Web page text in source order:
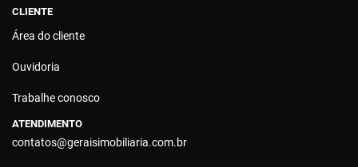
CLIENTE
Área do cliente
Ouvidoria
Trabalhe conosco
ATENDIMENTO
contatos@geraisimobiliaria.com.br